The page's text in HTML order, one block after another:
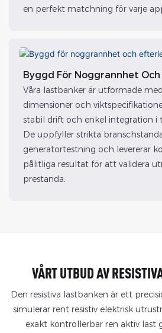
en perfekt matchning för varje
Byggd För Noggrannhet
Våra lastbanker är utformade
dimensioner och
stabil drift och enkel integration i
De uppfyller strikta
generatortestning och levererar
pålitliga resultat för att validera
prestanda.
VÅRT UTBUD AV
Den resistiva lastbanken är ett
simulerar rent resistiv elektrisk
exakt kontrollerbar ren aktiv last